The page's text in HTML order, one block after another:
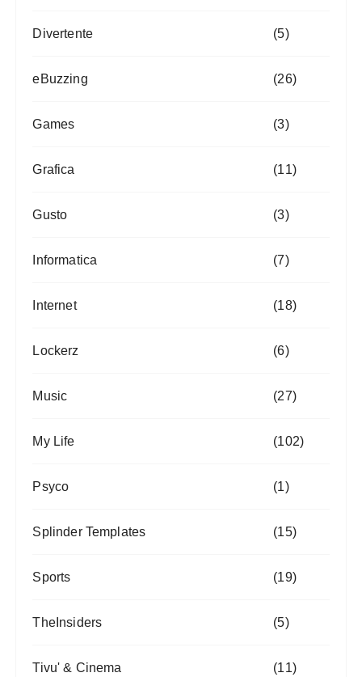
Divertente (5)
eBuzzing (26)
Games (3)
Grafica (11)
Gusto (3)
Informatica (7)
Internet (18)
Lockerz (6)
Music (27)
My Life (102)
Psyco (1)
Splinder Templates (15)
Sports (19)
TheInsiders (5)
Tivu' & Cinema (11)